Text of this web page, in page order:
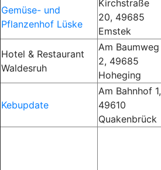
Gemüse- und
Pflanzenhof Lüske
Kirchstraße
20, 49685
Emstek
Hotel & Restaurant
Waldesruh
Am Baumweg
2, 49685
Hoheging
Kebupdate
Am Bahnhof 1,
49610
Quakenbrück